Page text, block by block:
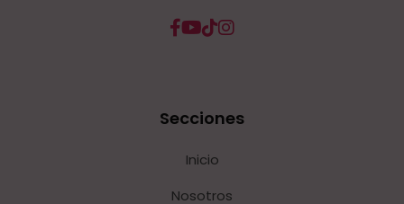
Secciones
Inicio
Nosotros